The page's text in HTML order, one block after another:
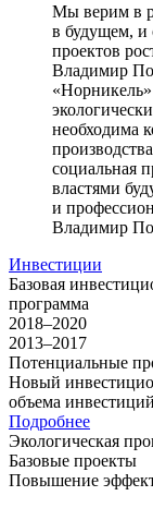
Мы верим в
в будущем, и
проектов
Владимир
необходима
социальная
властями
и
Владимир
Инвестиции
Базовая
программа
2018–2020
2013–2017
Потенциальные
Новый
объема инвестиций
Подробнее
Экологическая
Базовые проекты
Повышение